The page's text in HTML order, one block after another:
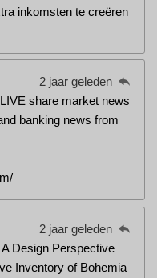
inkomsten te creëren
2 jaar geleden
share market news
banking news from
2 jaar geleden
Design Perspective
Inventory of Bohemia